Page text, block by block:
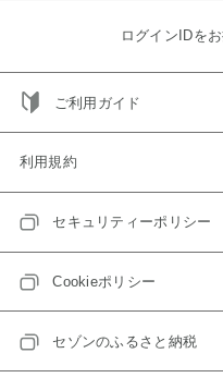
ログインIDを
ご利用ガイド
利用規約
セキュリティーポリシー
Cookieポリシー
セゾンのふるさと納税